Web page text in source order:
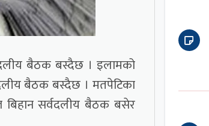
बैठक बस्दैछ । इलामको
बैठक बस्दैछ । मतपेटिका
सर्वदलीय बैठक बसेर